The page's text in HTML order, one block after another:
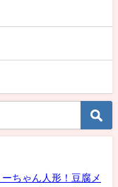
ちゃん人形！豆腐メ